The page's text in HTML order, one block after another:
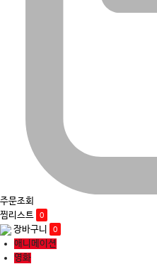
주문조회
찜리스트
0
장바구니 0
애니메이션
영화